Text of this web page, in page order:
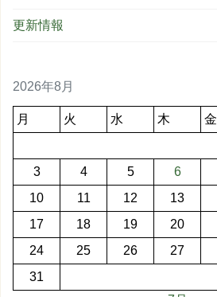
更新情報
2026年8月
月 火 水 木 金
3
4 5 6
10
11 12 13
17
18 19 20
24
25 26 27
31